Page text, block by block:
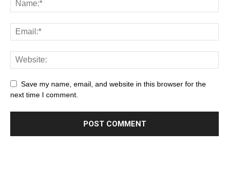
Save my name, email, and website in this browser for the
next time I comment.